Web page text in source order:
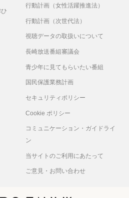
行動計画（女性活躍推進法）
行動計画（次世代法）
視聴データの取扱いについて
長崎放送番組審議会
青少年に見てもらいたい番組
国民保護業務計画
セキュリティポリシー
Cookie ポリシー
コミュニケーション・ガイドライ
ン
当サイトのご利用にあたって
ご意見・お問い合わせ